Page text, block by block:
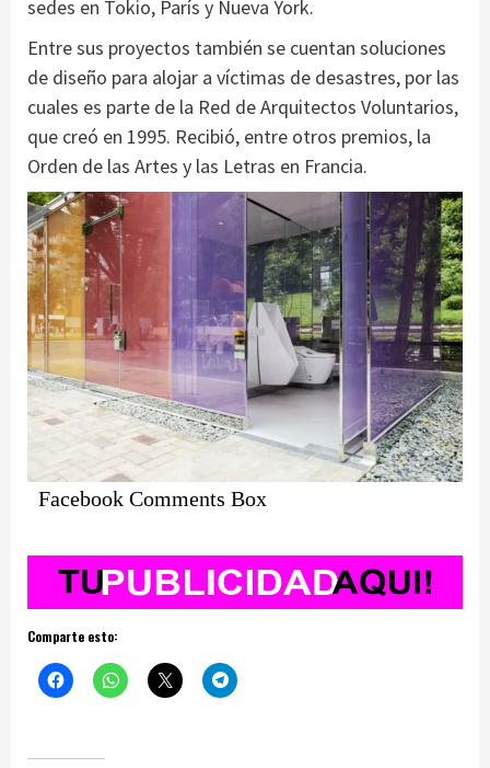
sedes en Tokio, París y Nueva York.
Entre sus proyectos también se cuentan soluciones
de diseño para alojar a víctimas de desastres, por las
cuales es parte de la Red de Arquitectos Voluntarios,
que creó en 1995. Recibió, entre otros premios, la
Orden de las Artes y las Letras en Francia.
Facebook Comments Box
Comparte esto: